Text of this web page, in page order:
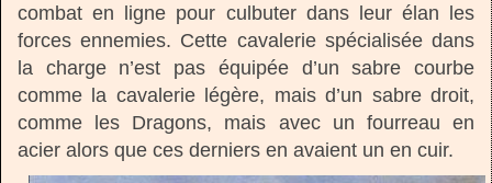
combat en ligne pour culbuter dans leur élan les
forces ennemies. Cette cavalerie spécialisée dans
la charge n’est pas équipée d’un sabre courbe
comme la cavalerie légère, mais d’un sabre droit,
comme les Dragons, mais avec un fourreau en
acier alors que ces derniers en avaient un en cuir.